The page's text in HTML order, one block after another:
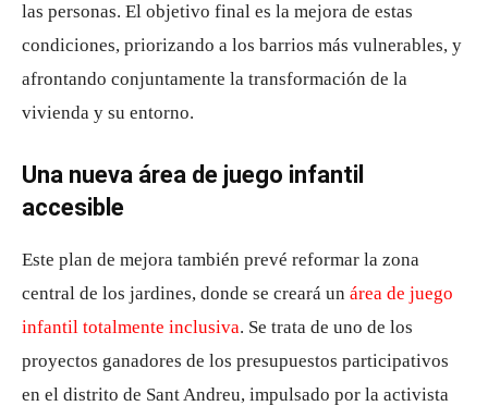
las personas. El objetivo final es la mejora de estas
condiciones, priorizando a los barrios más vulnerables, y
afrontando conjuntamente la transformación de la
vivienda y su entorno.
Una nueva área de juego infantil
accesible
Este plan de mejora también prevé reformar la zona
central de los jardines, donde se creará un área de juego
infantil totalmente inclusiva. Se trata de uno de los
proyectos ganadores de los presupuestos participativos
en el distrito de Sant Andreu, impulsado por la activista